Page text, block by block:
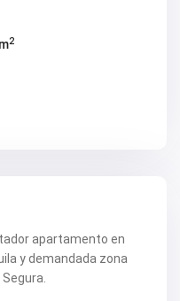
2
apartamento en
y demandada zona